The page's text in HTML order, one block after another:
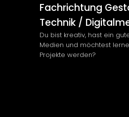
Fachrichtung
Technik /
Du bist kreativ, hast ein
Medien und möchtest
Projekte werden?